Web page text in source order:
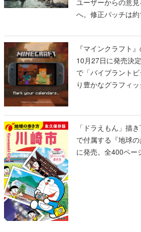
ユーザーからの意
へ。修正パッチは
『マインクラフト
10月27日に発売決
で「バイブラント
り豊かなグラフィ
「ドラえもん」描
で付属する『地球
に発売。全400ペー